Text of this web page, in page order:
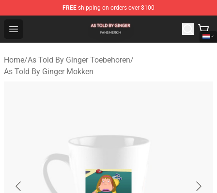
FREE shipping on orders over $100
Open menu
As Told By Ginger Shop - Official As Told By Ginger
Home/As Told By Ginger Toebehoren/
As Told By Ginger Mokken